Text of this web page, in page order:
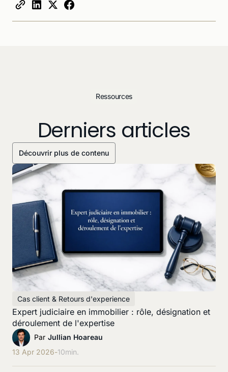
Ressources
Derniers articles
Découvrir plus de contenu
Cas client & Retours d'experience
Expert judiciaire en immobilier : rôle, désignation et
déroulement de l'expertise
Par Jullian Hoareau
13 Apr 2026-10min.